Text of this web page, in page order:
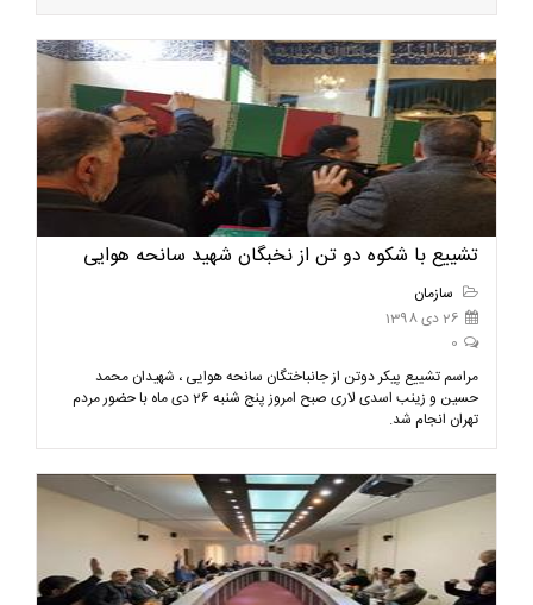
تشییع با شکوه دو تن از نخبگان شهید سانحه هوایی
سازمان
26 دی 1398
0
مراسم تشییع پیکر دوتن از جانباختگان سانحه هوایی ، شهیدان محمد
حسین و زینب اسدی لاری صبح امروز پنج شنبه 26 دی ماه با حضور مردم
تهران انجام شد.